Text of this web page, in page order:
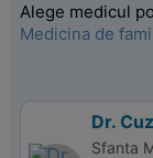
Alege medicul
Medicina de
Dr.
Sfanta